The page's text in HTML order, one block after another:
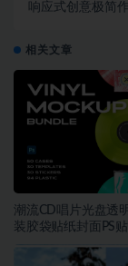
响应式创意极简
相关文章
潮流CD唱片光盘透
装胶袋贴纸封面PS